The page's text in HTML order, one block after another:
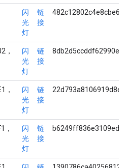
闪
光
灯
链
接
，
闪
光
灯
链
接
，
闪
光
灯
链
接
，
闪
光
灯
链
接